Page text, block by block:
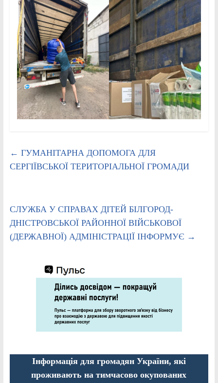
← ГУМАНІТАРНА ДОПОМОГА ДЛЯ
СЕРГІЇВСЬКОЇ ТЕРИТОРІАЛЬНОЇ ГРОМАДИ
СЛУЖБА У СПРАВАХ ДІТЕЙ БІЛГОРОД-
ДНІСТРОВСЬКОЇ РАЙОННОЇ ВІЙСЬКОВОЇ
(ДЕРЖАВНОЇ) АДМІНІСТРАЦІЇ ІНФОРМУЄ →
Інформація для громадян України, які
проживають на тимчасово окупованих